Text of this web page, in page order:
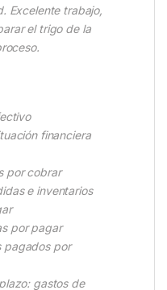
Excelente trabajo,
el trigo de la
financiera
por cobrar
e inventarios
por pagar
pagados por
gastos de